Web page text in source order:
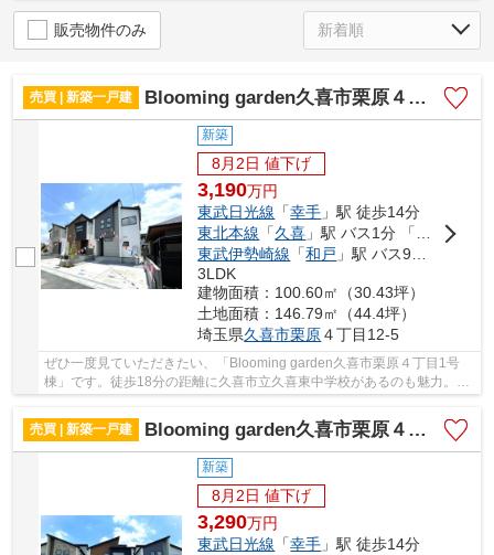
販売物件のみ
売買 | 新築一戸建 Blooming garden久喜市栗原４丁目1号棟
新築
8月2日 値下げ
3,190万円
東武日光線 「幸手 」駅 徒歩14分
東北本線 「久喜 」駅 バス1分 「栗原記念館」 停歩4分
東武伊勢崎線 「和戸 」駅 バス9分 「栗原（久喜市）」 停歩5分
3LDK
建物面積：100.60㎡（30.43坪）
土地面積：146.79㎡（44.4坪）
埼玉県久喜市栗原４丁目12-5
ぜひ一度見ていただきたい、「Blooming garden久喜市栗原４丁目1号
棟」です。徒歩18分の距離に久喜市立久喜東中学校があるのも魅力。ゆ
売買 | 新築一戸建
Blooming garden久喜市栗原４丁目2号棟
新築
8月2日 値下げ
3,290万円
東武日光線 「幸手 」駅 徒歩14分